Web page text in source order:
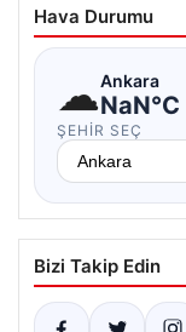
Hava Durumu
☁Ankara
NaN°C
ŞEHIR SEÇ
Bizi Takip Edin